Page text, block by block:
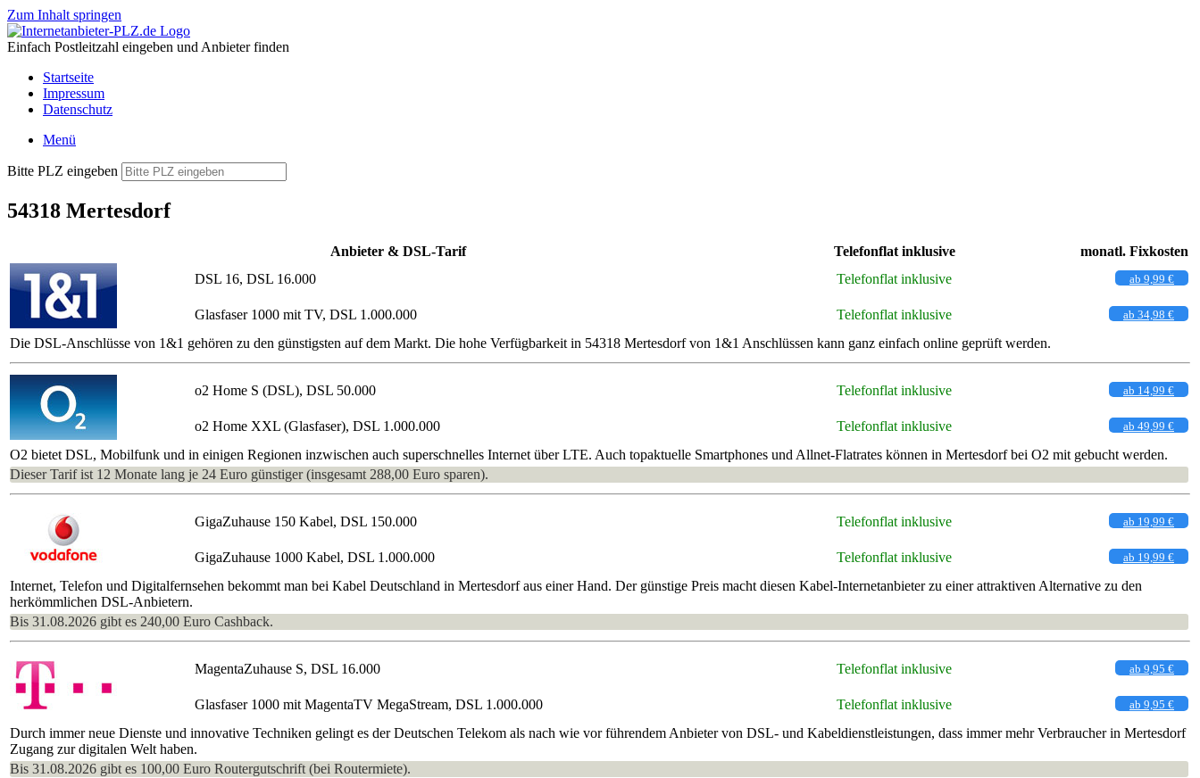
Zum Inhalt springen
Einfach Postleitzahl eingeben und Anbieter finden
Startseite
Impressum
Datenschutz
Menü
Bitte PLZ eingeben
54318 Mertesdorf
Anbieter & DSL-Tarif Telefonflat inklusive
monatl. Fixkosten
DSL 16, DSL 16.000
Telefonflat inklusive ab 9,99 €
Glasfaser 1000 mit TV, DSL 1.000.000 Telefonflat inklusive ab 34,98 €
Die DSL-Anschlüsse von 1&1 gehören zu den günstigsten auf dem Markt. Die hohe Verfügbarkeit in 54318 Mertesdorf von 1&1 Anschlüssen kann ganz einfach online geprüft werden.
o2 Home S (DSL), DSL 50.000 Telefonflat inklusive ab 14,99 €
o2 Home XXL (Glasfaser), DSL 1.000.000 Telefonflat inklusive ab 49,99 €
O2 bietet DSL, Mobilfunk und in einigen Regionen inzwischen auch superschnelles Internet über LTE. Auch topaktuelle Smartphones und Allnet-Flatrates können in Mertesdorf bei O2 mit gebucht werden.
Dieser Tarif ist 12 Monate lang je 24 Euro günstiger (insgesamt 288,00 Euro sparen).
GigaZuhause 150 Kabel, DSL 150.000 Telefonflat inklusive ab 19,99 €
GigaZuhause 1000 Kabel, DSL 1.000.000 Telefonflat inklusive ab 19,99 €
Internet, Telefon und Digitalfernsehen bekommt man bei Kabel Deutschland in Mertesdorf aus einer Hand. Der günstige Preis macht diesen Kabel-Internetanbieter zu einer attraktiven Alternative zu den
herkömmlichen DSL-Anbietern.
Bis 31.08.2026 gibt es 240,00 Euro Cashback.
MagentaZuhause S, DSL 16.000 Telefonflat inklusive ab 9,95 €
Glasfaser 1000 mit MagentaTV MegaStream, DSL 1.000.000 Telefonflat inklusive ab 9,95 €
Durch immer neue Dienste und innovative Techniken gelingt es der Deutschen Telekom als nach wie vor führendem Anbieter von DSL- und Kabeldienstleistungen, dass immer mehr Verbraucher in Mertesdorf
Zugang zur digitalen Welt haben.
Bis 31.08.2026 gibt es 100,00 Euro Routergutschrift (bei Routermiete).